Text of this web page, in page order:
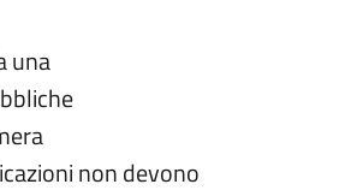
una
non devono